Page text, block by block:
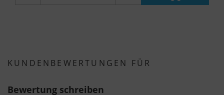
KUNDENBEWERTUNGEN FÜR
Bewertung schreiben